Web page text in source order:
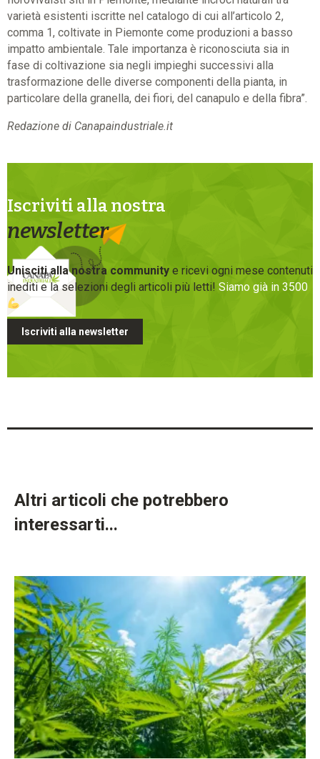
varietà esistenti iscritte nel catalogo di cui all’articolo 2,
comma 1, coltivate in Piemonte come produzioni a basso
impatto ambientale. Tale importanza è riconosciuta sia in
fase di coltivazione sia negli impieghi successivi alla
trasformazione delle diverse componenti della pianta, in
particolare della granella, dei fiori, del canapulo e della fibra”.
Redazione di Canapaindustriale.it
Iscriviti alla nostra
newsletter
Unisciti alla nostra community e ricevi ogni mese contenuti
inediti e la selezioni degli articoli più letti! Siamo già in 3500
Iscriviti alla newsletter
Altri articoli che potrebbero
interessarti...